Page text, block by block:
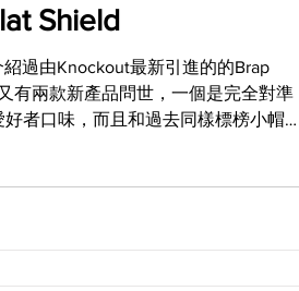
Shield
過由Knockout最新引進的的Brap
有兩款新產品問世，一個是完全對準
者口味，而且和過去同樣標榜小帽